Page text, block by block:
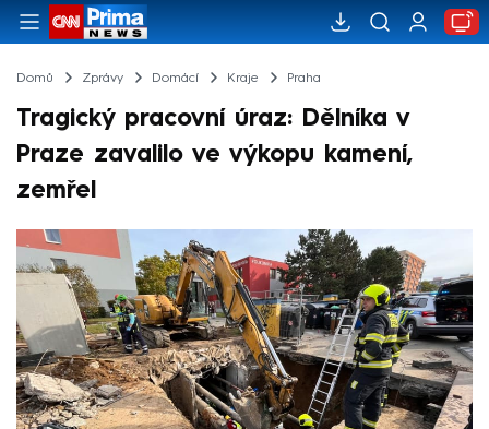
Domů Zprávy Domácí Kraje Praha
Tragický pracovní úraz: Dělníka v
Praze zavalilo ve výkopu kamení,
zemřel